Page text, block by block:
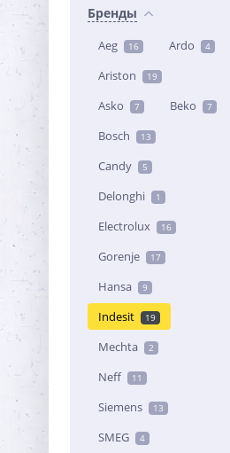
Бренды
Aeg 16 Ardo 4
Ariston 19
Asko 7 Beko 7
Bosch 13
Candy 5
Delonghi 1
Electrolux 16
Gorenje 17
Hansa 9
Indesit 19
Mechta 2
Neff 11
Siemens 13
SMEG 4